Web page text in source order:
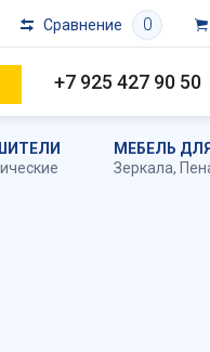
Сравнение 0
+7 925 427 90 50
МЕБЕЛЬ
Зеркала,